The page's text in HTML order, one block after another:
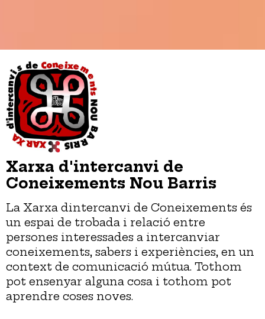
Xarxa d'intercanvi de
Coneixements Nou Barris
La Xarxa dintercanvi de Coneixements és
un espai de trobada i relació entre
persones interessades a intercanviar
coneixements, sabers i experiències, en un
context de comunicació mútua. Tothom
pot ensenyar alguna cosa i tothom pot
aprendre coses noves.